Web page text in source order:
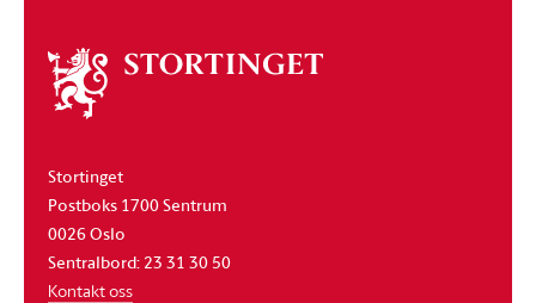
Om
stortinget
Stortinget
Postboks 1700 Sentrum
0026 Oslo
Sentralbord: 23 31 30 50
Kontakt oss